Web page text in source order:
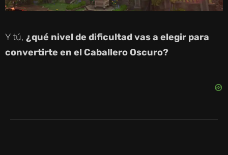
Y tú, ¿qué nivel de dificultad vas a elegir para
convertirte en el Caballero Oscuro?